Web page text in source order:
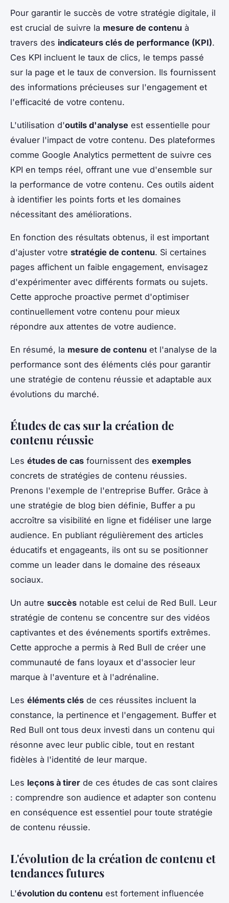
Pour garantir le succès de votre stratégie digitale, il
est crucial de suivre la mesure de contenu à
travers des indicateurs clés de performance (KPI).
Ces KPI incluent le taux de clics, le temps passé
sur la page et le taux de conversion. Ils fournissent
des informations précieuses sur l'engagement et
l'efficacité de votre contenu.
L'utilisation d'outils d'analyse est essentielle pour
évaluer l'impact de votre contenu. Des plateformes
comme Google Analytics permettent de suivre ces
KPI en temps réel, offrant une vue d'ensemble sur
la performance de votre contenu. Ces outils aident
à identifier les points forts et les domaines
nécessitant des améliorations.
En fonction des résultats obtenus, il est important
d'ajuster votre stratégie de contenu. Si certaines
pages affichent un faible engagement, envisagez
d'expérimenter avec différents formats ou sujets.
Cette approche proactive permet d'optimiser
continuellement votre contenu pour mieux
répondre aux attentes de votre audience.
En résumé, la mesure de contenu et l'analyse de la
performance sont des éléments clés pour garantir
une stratégie de contenu réussie et adaptable aux
évolutions du marché.
Études de cas sur la création de
contenu réussie
Les études de cas fournissent des exemples
concrets de stratégies de contenu réussies.
Prenons l'exemple de l'entreprise Buffer. Grâce à
une stratégie de blog bien définie, Buffer a pu
accroître sa visibilité en ligne et fidéliser une large
audience. En publiant régulièrement des articles
éducatifs et engageants, ils ont su se positionner
comme un leader dans le domaine des réseaux
sociaux.
Un autre succès notable est celui de Red Bull. Leur
stratégie de contenu se concentre sur des vidéos
captivantes et des événements sportifs extrêmes.
Cette approche a permis à Red Bull de créer une
communauté de fans loyaux et d'associer leur
marque à l'aventure et à l'adrénaline.
Les éléments clés de ces réussites incluent la
constance, la pertinence et l'engagement. Buffer et
Red Bull ont tous deux investi dans un contenu qui
résonne avec leur public cible, tout en restant
fidèles à l'identité de leur marque.
Les leçons à tirer de ces études de cas sont claires
: comprendre son audience et adapter son contenu
en conséquence est essentiel pour toute stratégie
de contenu réussie.
L'évolution de la création de contenu et
tendances futures
L'évolution du contenu est fortement influencée